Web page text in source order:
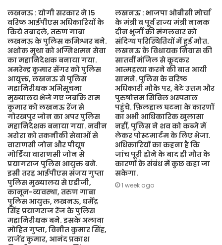
लखनऊ : योगी सरकार ने 15
वरिष्ठ आईपीएस अधिकारियों के
किये तबादले, तरुण गाबा
लखनऊ के पुलिस कमिश्नर बने.
अशोक मुथा को अग्निशमन सेवा
का महानिदेशक बनाया गया.
अमरेन्द्र कुमार सेंगर को पुलिस
आयुक्त, लखनऊ से पुलिस
महानिरीक्षक अभिसूचना
मुख्यालय भेजे गए जबकि राम
कुमार को लखनऊ रेंज से
गोरखपुर जोन का अपर पुलिस
महानिदेशक बनाया गया. नवीन
अरोरा को तकनीकी सेवाओं से
वाराणसी जोन और पीयूष
मोर्डिया वाराणसी जोन से
प्रयागराज पुलिस आयुक्त बने.
इसी तरह आईपीएस संजय गुप्ता
पुलिस मुख्यालय से एडीजी,
कानून-व्यवस्था, तरुण गाबा
पुलिस आयुक्त, लखनऊ, धर्मेंद्र
सिंह प्रयागराज रेंज के पुलिस
महानिरीक्षक बने. इसके अलावा
मोहित गुप्ता, विनीत कुमार सिंह,
राजेंद्र कुमार, आनंद प्रकाश
लखनऊ : भाजपा ओबीसी मोर्चा
के मंत्री व पूर्व राज्य मंत्री नानक
दीन भुर्जी की मंगलवार को
संदिग्ध परिस्थितियों में हुई मौत.
लखनऊ के विधायक निवास की
सातवीं मंजिल से कूदकर
आत्महत्या करने की बात आयी
सामने. पुलिस के वरिष्ठ
अधिकारी मौके पर, बेटे उत्तम और
पुरुषोत्तम सिविल अस्पताल
पहुंचे. फ़िलहाल घटना के कारणों
का अभी आधिकारिक खुलासा
नहीं, पुलिस ने शव को कब्जे में
लेकर पोस्टमार्टम के लिए भेजा.
अधिकारियों का कहना है कि
जांच पूरी होने के बाद ही मौत के
कारणों के संबंध में कुछ कहा जा
सकेगा.
1 week ago